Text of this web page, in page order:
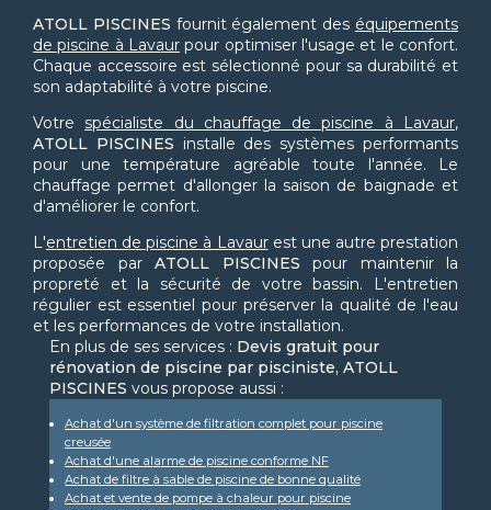
ATOLL PISCINES fournit également des équipements
de piscine à Lavaur pour optimiser l'usage et le confort.
Chaque accessoire est sélectionné pour sa durabilité et
son adaptabilité à votre piscine.
Votre spécialiste du chauffage de piscine à Lavaur,
ATOLL PISCINES installe des systèmes performants
pour une température agréable toute l'année. Le
chauffage permet d'allonger la saison de baignade et
d'améliorer le confort.
L'entretien de piscine à Lavaurest une autre prestation
proposée par ATOLL PISCINES pour maintenir la
propreté et la sécurité de votre bassin. L'entretien
régulier est essentiel pour préserver la qualité de l'eau
et les performances de votre installation.
En plus de ses services : Devis gratuit pour
rénovation de piscine par pisciniste, ATOLL
PISCINES vous propose aussi :
Achat d'un système de filtration complet pour piscine
creusée
Achat d'une alarme de piscine conforme NF
Achat de filtre à sable de piscine de bonne qualité
Achat et vente de pompe à chaleur pour piscine